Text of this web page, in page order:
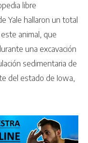
Yale hallaron un total
animal, que
una excavación
sedimentaria de
del estado de Iowa,